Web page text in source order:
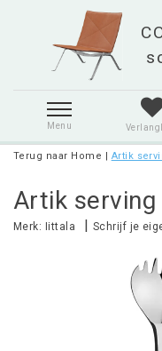
Menu
Terug naar Home | Artik
Artik
Merk: Iittala | Schrijf je